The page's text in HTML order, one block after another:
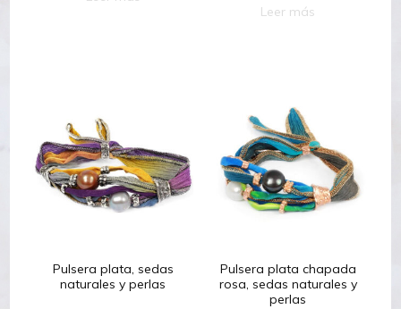
Leer más
Pulsera plata, sedas
naturales y perlas
Pulsera plata chapada
rosa, sedas naturales y
perlas